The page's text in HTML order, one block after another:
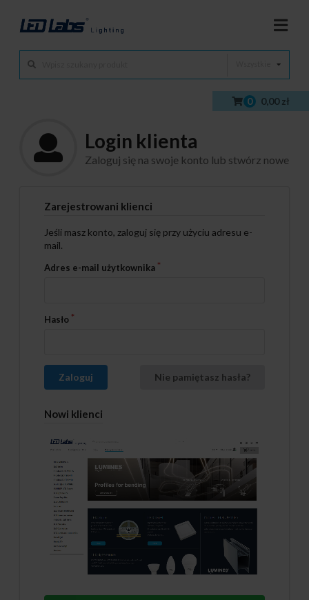
0 0,00 zł
Login klienta
Zaloguj się na swoje konto lub stwórz nowe
Zarejestrowani klienci
Jeśli masz konto, zaloguj się przy użyciu adresu e-
mail.
Adres e-mail użytkownika
Hasło
Zaloguj Nie pamiętasz hasła?
Nowi klienci